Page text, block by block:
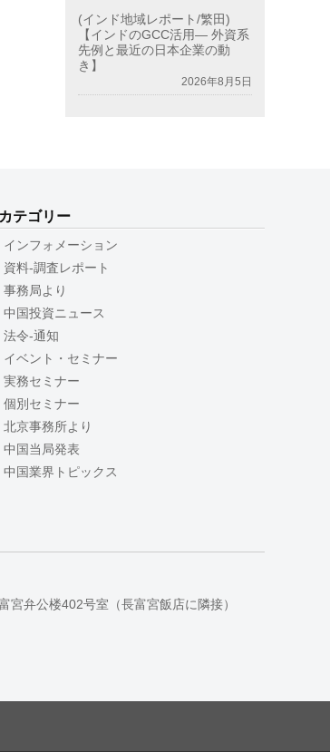
(インド地域レポート/繁田)
【インドのGCC活用― 外資系
先例と最近の日本企業の動
き】
2026年8月5日
カテゴリー
インフォメーション
資料-調査レポート
事務局より
中国投資ニュース
法令-通知
イベント・セミナー
実務セミナー
個別セミナー
北京事務所より
中国当局発表
中国業界トピックス
弁公楼402号室（長富宮飯店に隣接）